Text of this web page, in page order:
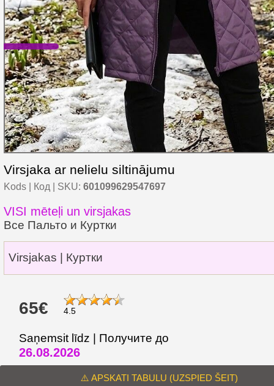
Virsjaka ar nelielu siltinājumu
Kods | Код | SKU: 601099629547697
VISI mēteļi un virsjakas
Все Пальто и Куртки
Virsjakas | Куртки
65€ 4.5
Saņemsit līdz | Получите до
26.08.2026
⚠️ APSKATI TABULU (UZSPIED ŠEIT)